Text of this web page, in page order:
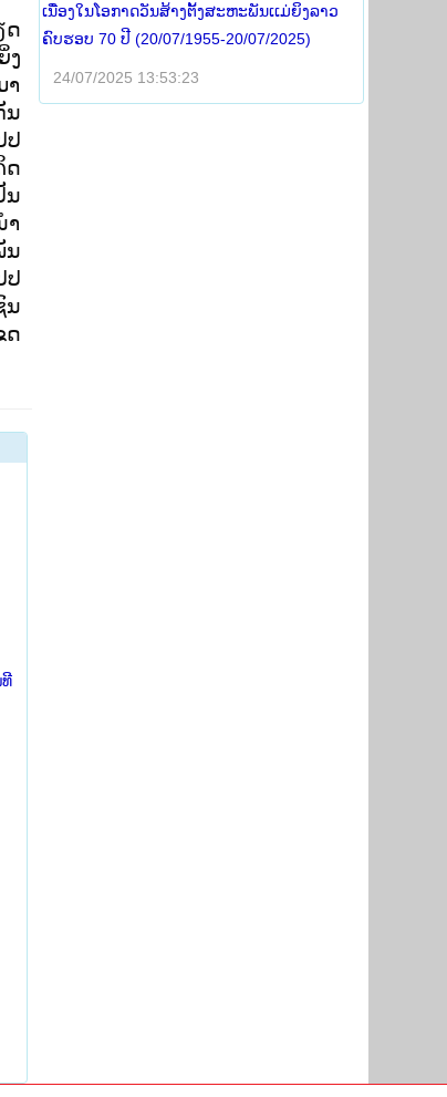
ດ
ງ
າ
ນ
ປ
ດ
ນ
າ
ນ
ປ
ນ
ດ
ເນື່ອງໃນໂອກາດວັນສ້າງຕັ້ງສະຫະພັນເເມ່ຍິງລາວ
ຄົບຮອບ 70 ປີ (20/07/1955-20/07/2025)
24/07/2025 13:53:23